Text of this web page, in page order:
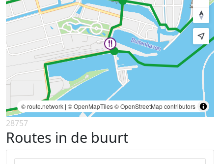
© route.network | © OpenMapTiles© OpenStreetMap contributors
28757
Routes in de buurt